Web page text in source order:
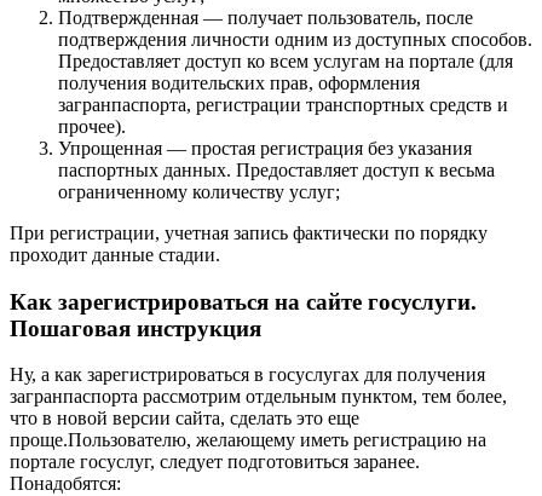
Подтвержденная — получает пользователь, после
подтверждения личности одним из доступных способов.
Предоставляет доступ ко всем услугам на портале (для
получения водительских прав, оформления
загранпаспорта, регистрации транспортных средств и
прочее).
Упрощенная — простая регистрация без указания
паспортных данных. Предоставляет доступ к весьма
ограниченному количеству услуг;
При регистрации, учетная запись фактически по порядку
проходит данные стадии.
Как зарегистрироваться на сайте госуслуги.
Пошаговая инструкция
Ну, а как зарегистрироваться в госуслугах для получения
загранпаспорта рассмотрим отдельным пунктом, тем более,
что в новой версии сайта, сделать это еще
проще.Пользователю, желающему иметь регистрацию на
портале госуслуг, следует подготовиться заранее.
Понадобятся: